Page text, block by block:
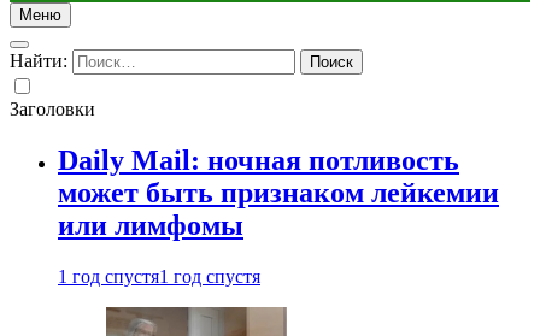
Меню
Найти:
Заголовки
Daily Mail: ночная потливость
может быть признаком лейкемии
или лимфомы
1 год спустя1 год спустя